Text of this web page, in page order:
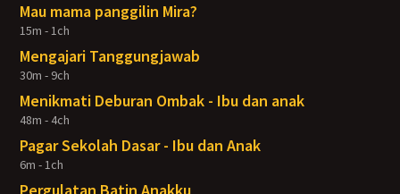
Mau mama panggilin Mira?
15m - 1ch
Mengajari Tanggungjawab
30m - 9ch
Menikmati Deburan Ombak - Ibu dan anak
48m - 4ch
Pagar Sekolah Dasar - Ibu dan Anak
6m - 1ch